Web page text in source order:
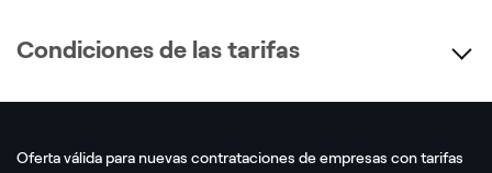
Condiciones de las tarifas
Oferta válida para nuevas contrataciones de empresas con tarifas